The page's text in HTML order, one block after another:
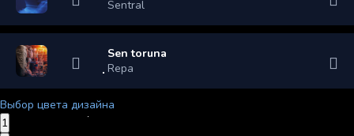
Sentral
Sen toruna
Repa
Выбор цвета дизайна
1